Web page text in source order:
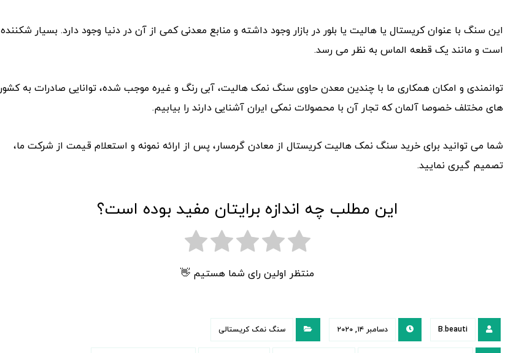
این سنگ با عنوان کریستال یا هالیت یا بلور در بازار وجود داشته و منابع معدنی کمی از آن در دنیا وجود دارد. بسیار شکننده
است و مانند یک قطعه الماس به نظر می رسد.
توانمندی و امکان همکاری ما با چندین معدن حاوی سنگ نمک هالیت، آبی رنگ و غیره موجب شده، توانایی صادرات به کشور
های مختلف خصوصا آلمان که تجار آن با محصولات نمکی ایران آشنایی دارند را بیابیم.
شما می توانید برای خرید سنگ نمک هالیت کریستال از معادن گرمسار، پس از ارائه نمونه و استعلام قیمت از شرکت ما،
تصمیم گیری نمایید.
این مطلب چه اندازه برایتان مفید بوده است؟
منتظر اولین رای شما هستیم 👋
B.beauti دسامبر ۱۴, ۲۰۲۰ سنگ نمک کریستالی